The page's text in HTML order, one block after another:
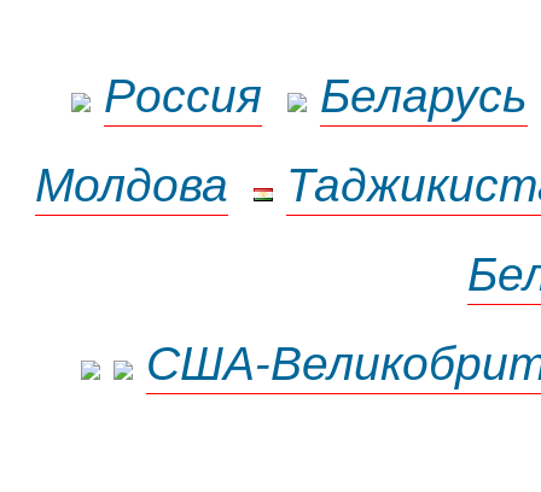
Россия
Беларусь
Молдова
США-